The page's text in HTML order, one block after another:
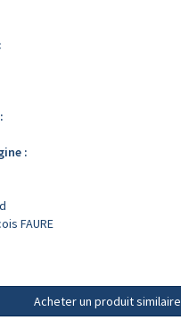
:
FAURE
Acheter un produit similaire